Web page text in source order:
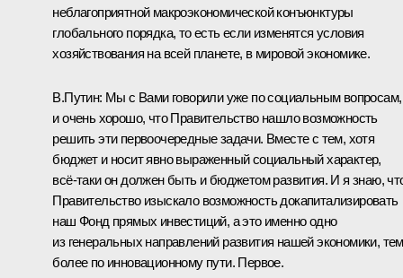
неблагоприятной макроэкономической конъюнктуры
глобального порядка, то есть если изменятся условия
хозяйствования на всей планете, в мировой экономике.
В.Путин: Мы с Вами говорили уже по социальным вопросам,
и очень хорошо, что Правительство нашло возможность
решить эти первоочередные задачи. Вместе с тем, хотя
бюджет и носит явно выраженный социальный характер,
всё‑таки он должен быть и бюджетом развития. И я знаю,
Правительство изыскало возможность докапитализировать
наш Фонд прямых инвестиций, а это именно одно
из генеральных направлений развития нашей экономики, тем
более по инновационному пути. Первое.